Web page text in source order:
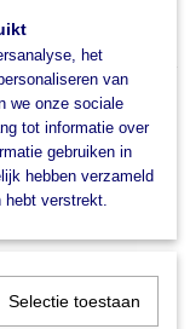
het
van
we onze sociale
tot informatie over
gebruiken in
hebben verzameld
hebt verstrekt.
Selectie toestaan